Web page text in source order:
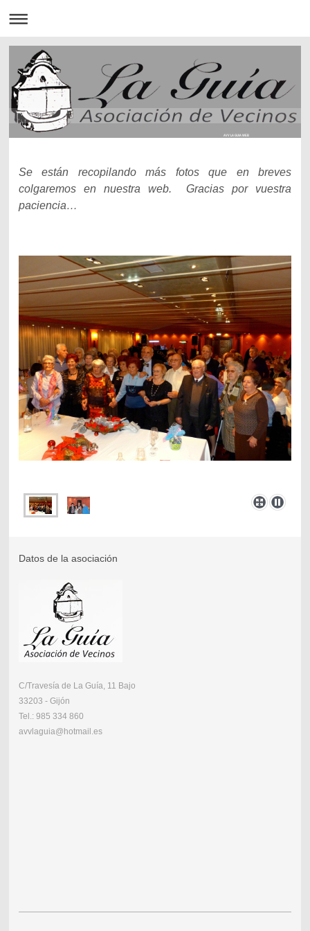
AVV LA GUIA WEB
Se están recopilando más fotos que en breves
colgaremos en nuestra web. Gracias por vuestra
paciencia…
Datos de la asociación
C/Travesía de La Guía, 11 Bajo
33203 - Gijón
Tel.: 985 334 860
avvlaguia@hotmail.es